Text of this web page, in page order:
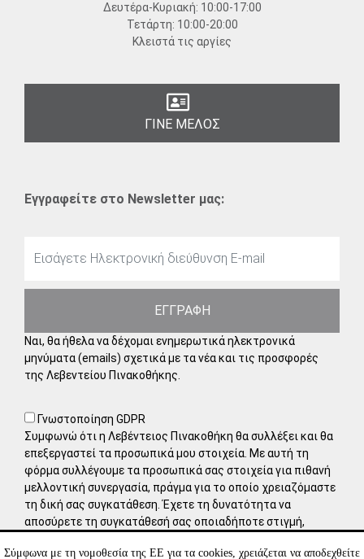
Σύμφωνα με τη νομοθεσία της ΕΕ για τα cookies, χρειάζεται να αποδεχθείτε
Δευτέρα-Κυριακή: 10:00-17:00
Τετάρτη: 10:00-20:00
Κλειστά τις αργίες
ΓΙΝΕ ΜΕΛΟΣ
Εγγραφείτε στο Newsletter μας:
ΕΓΓΡΑΦΗ
Ναι, θα ήθελα να δέχομαι ενημερωτικά ηλεκτρονικά
μηνύματα (emails) σχετικά με τα νέα και τις προσφορές
της Λεβεντείου Πινακοθήκης.
Γνωστοποίηση GDPR
Συμφωνώ ότι η Λεβέντειος Πινακοθήκη θα συλλέξει και θα
επεξεργαστεί τα προσωπικά μου στοιχεία. Με αυτή τη
φόρμα συλλέγουμε τα προσωπικά σας στοιχεία για πιθανή
μελλοντική συνεργασία, πράγμα για το οποίο χρειαζόμαστε
τη δική σας συγκατάθεση. Έχετε τη δυνατότητα να
αποσύρετε τη συγκατάθεσή σας οποιαδήποτε στιγμή,
Μάθετε περισσότερα για τον τρόπο διαχείρισης και